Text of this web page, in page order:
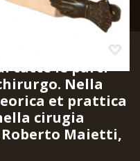
Cirugia
tutte le parti
Nella
et prattica
cirugia
Roberto Maietti,